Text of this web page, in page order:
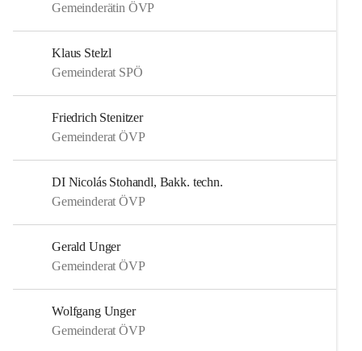
Gemeinderätin ÖVP
Klaus Stelzl
Gemeinderat SPÖ
Friedrich Stenitzer
Gemeinderat ÖVP
DI Nicolás Stohandl, Bakk. techn.
Gemeinderat ÖVP
Gerald Unger
Gemeinderat ÖVP
Wolfgang Unger
Gemeinderat ÖVP